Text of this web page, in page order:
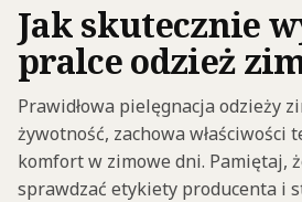
Jak skutecznie
pralce odzież
Prawidłowa pielęgnacja odzieży
żywotność, zachowa właściwości
komfort w zimowe dni. Pamiętaj,
sprawdzać etykiety producenta i